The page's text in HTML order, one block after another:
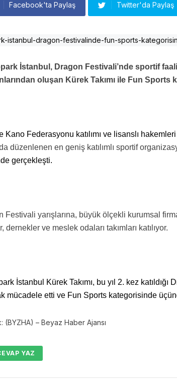
Facebook'ta Paylaş Twitter'da Paylaş
İstanbul, Dragon Festivali’nde sportif
oluşan Kürek Takımı ile Fun Sports
Kano Federasyonu katılımı ve lisanslı
düzenlenen en geniş katılımlı sportif
gerçekleşti.
Festivali yarışlarına, büyük ölçekli kurumsal
dernekler ve meslek odaları takımları katılıyor.
İstanbul Kürek Takımı, bu yıl 2. kez
mücadele etti ve Fun Sports kategorisinde
(BYZHA) – Beyaz Haber Ajansı
YAZ